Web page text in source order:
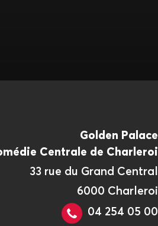
Golden Palace
Centrale de Charleroi
33 rue du Grand Central
6000 Charleroi
04 254 05 00